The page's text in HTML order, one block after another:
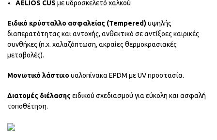
AELIOS CUS με υδροσκελετό χαλκού
Ειδικό κρύσταλλο ασφαλείας (Tempered)υψηλής
διαπερατότητας και αντοχής, ανθεκτικό σε αντίξοες καιρικές
συνθήκες (π.χ. χαλαζόπτωση, ακραίες θερμοκρασιακές
μεταβολές).
Μονωτικό λάστιχο υαλοπίνακα EPDM με UV προστασία.
Διατομές διέλασης ειδικού σχεδιασμού για εύκολη και ασφαλή
τοποθέτηση.